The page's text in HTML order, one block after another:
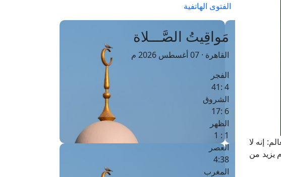
إنه لا
يزيد من
الفتوى الهاتفية
مَواقِيتُ الصَّـــلاة
القاهرة · 07 أغسطس 2026 م
الفجر
4 :41
الشروق
6 :17
الظهر
1 : 1
العصر
4:38
المغرب